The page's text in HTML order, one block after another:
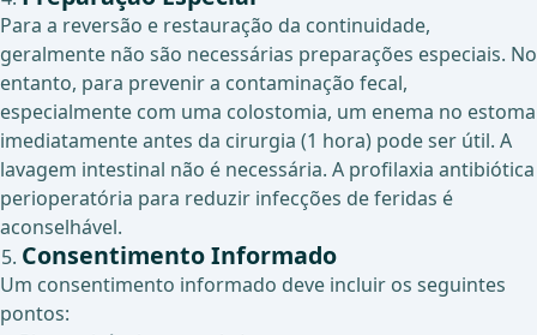
Para a reversão e restauração da continuidade,
geralmente não são necessárias preparações especiais. No
entanto, para prevenir a contaminação fecal,
especialmente com uma colostomia, um enema no estoma
imediatamente antes da cirurgia (1 hora) pode ser útil. A
lavagem intestinal não é necessária. A profilaxia antibiótica
perioperatória para reduzir infecções de feridas é
aconselhável.
Consentimento Informado
Um consentimento informado deve incluir os seguintes
pontos: